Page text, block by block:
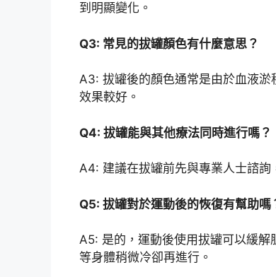
到明顯變化。
Q3: 常見的拔罐顏色有什麼意思？
A3: 拔罐後的顏色通常是由於血液
效果較好。
Q4: 拔罐能與其他療法同時進行嗎？
A4: 建議在拔罐前先與專業人士諮詢
Q5: 拔罐對於運動後的恢復有幫助嗎
A5: 是的，運動後使用拔罐可以緩
等身體稍微冷卻再進行。